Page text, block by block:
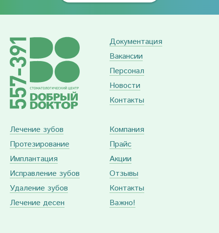
Документация
Вакансии
Персонал
Новости
Контакты
Лечение зубов
Протезирование
Имплантация
Исправление зубов
Удаление зубов
Лечение десен
Компания
Прайс
Акции
Отзывы
Контакты
Важно!